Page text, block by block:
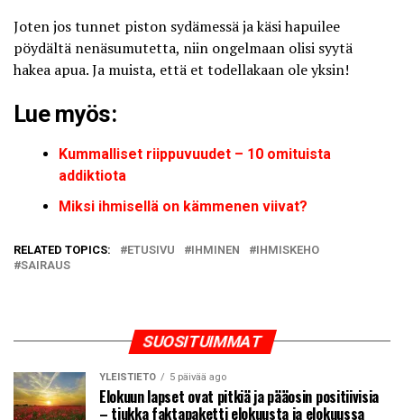
Joten jos tunnet piston sydämessä ja käsi hapuilee
pöydältä nenäsumutetta, niin ongelmaan olisi syytä
hakea apua. Ja muista, että et todellakaan ole yksin!
Lue myös:
Kummalliset riippuvuudet – 10 omituista
addiktiota
Miksi ihmisellä on kämmenen viivat?
RELATED TOPICS: ETUSIVU IHMINEN
IHMISKEHO
SAIRAUS
SUOSITUIMMAT
YLEISTIETO 5 päivää ago
Elokuun lapset ovat pitkiä ja pääosin positiivisia
– tiukka faktapaketti elokuusta ja elokuussa